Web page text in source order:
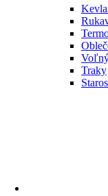
Traky